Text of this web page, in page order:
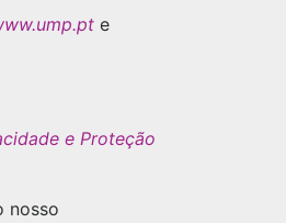
e
e Proteção
nosso